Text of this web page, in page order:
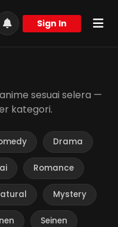
Sign In
sesuai selera —
kategori.
Drama
Romance
Mystery
Seinen